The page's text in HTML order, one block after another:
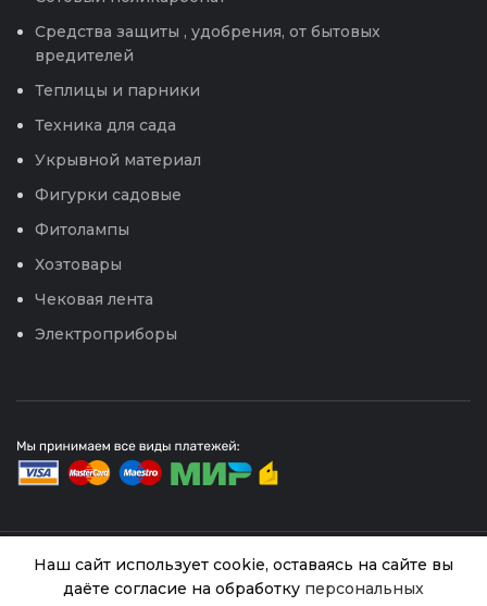
Средства защиты , удобрения, от бытовых
вредителей
Теплицы и парники
Техника для сада
Укрывной материал
Фигурки садовые
Фитолампы
Хозтовары
Чековая лента
Электроприборы
© 2026Интернет магазин Успех. ИП Хрипунов Сергей
Александрович
ИНН 420800180243 / ОГРНИП 304420530300327
Наш сайт использует cookie, оставаясь на сайте вы
даёте согласие на обработку персональных